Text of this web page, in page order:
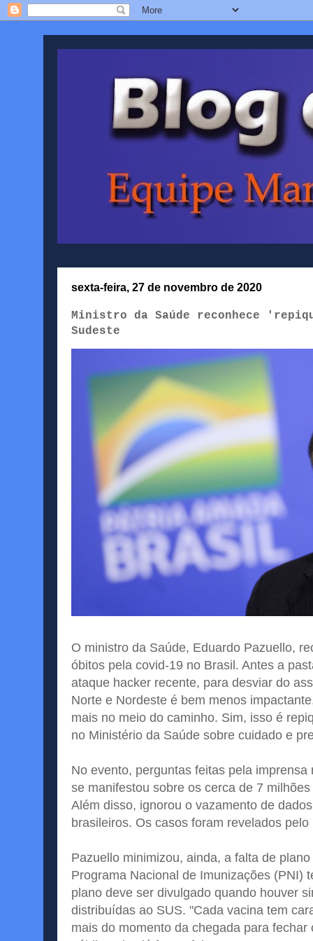
sexta-feira, 27 de novembro de 2020
Ministro da Saúde reconhece
Sudeste
O ministro da Saúde, Eduardo Pazuello,
óbitos pela covid-19 no Brasil. Antes a
ataque hacker recente, para desviar do
Norte e Nordeste é bem menos
mais no meio do caminho. Sim, isso é
no Ministério da Saúde sobre cuidado e
No evento, perguntas feitas pela
se manifestou sobre os cerca de 7
Além disso, ignorou o vazamento de
brasileiros. Os casos foram revelados pelo
Pazuello minimizou, ainda, a falta de
Programa Nacional de Imunizações (PNI)
plano deve ser divulgado quando houver
distribuídas ao SUS. "Cada vacina tem
mais do momento da chegada para